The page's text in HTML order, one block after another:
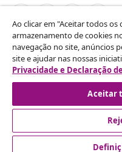
Rescindir o contrato
Envie um pedido de
Ao clicar em "Aceitar todos
armazenamento de cookies
navegação no site, anúncios
site e ajudar nas nossas
Privacidade e Declaração
Aceitar